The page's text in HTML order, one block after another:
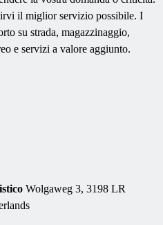
il miglior servizio possibile. I
su strada, magazzinaggio,
e servizi a valore aggiunto.
Wolgaweg 3, 3198 LR